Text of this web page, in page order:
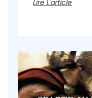
Lire L'article